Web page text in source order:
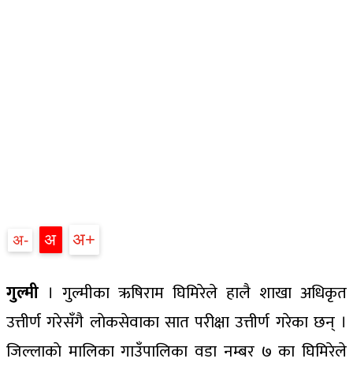
अ- अ अ+
गुल्मी । गुल्मीका ऋषिराम घिमिरेले हालै शाखा अधिकृत
उत्तीर्ण गरेसँगै लाेकसेवाका सात परीक्षा उत्तीर्ण गरेका छन् ।
जिल्लाकाे मालिका गाउँपालिका वडा नम्बर ७ का घिमिरेले